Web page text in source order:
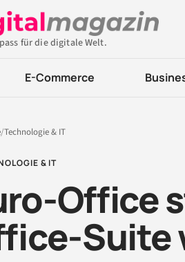
für die digitale Welt.
E-Commerce
/Technologie & IT
& IT
Office
Suite